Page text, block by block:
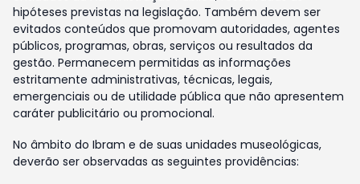
hipóteses previstas na legislação. Também devem ser
evitados conteúdos que promovam autoridades, agentes
públicos, programas, obras, serviços ou resultados da
gestão. Permanecem permitidas as informações
estritamente administrativas, técnicas, legais,
emergenciais ou de utilidade pública que não apresentem
caráter publicitário ou promocional.
No âmbito do Ibram e de suas unidades museológicas,
deverão ser observadas as seguintes providências: